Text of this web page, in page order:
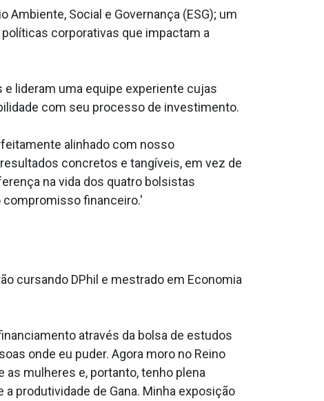
Social e Governança (ESG); um
corporativas que impactam a
e lideram uma equipe experiente cujas
com seu processo de investimento.
alinhado com nosso
concretos e tangíveis, em vez de
na vida dos quatro bolsistas
compromisso financeiro.'
cursando DPhil e mestrado em Economia
através da bolsa de estudos
onde eu puder. Agora moro no Reino
as mulheres e, portanto, tenho plena
produtividade de Gana. Minha exposição